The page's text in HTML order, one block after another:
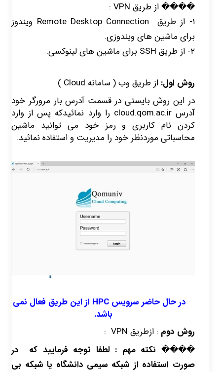
���� از طریق VPN
:
۱- از طریق
Remote Desktop Connection ویندوز
برای ماشین های ویندوزی.
۲- از طریق
SSH برای ماشین های لینوکسی.
روش اول:از طریق وب ( سامانه Cloud
)
در این روش بایستی در قسمت آدرس بار مرورگر خود
آدرس cloud.qom.ac.ir را وارد نمائیدکه پس از وارد
کردن نام کاربری و رمز خود می توانید ماشین
محاسباتی موردنظر خود را مدیریت و استفاده نمائید.
در حال حاضر سرویس HPC از این طریق فعال نمی
باشد.
روش دوم : ازطریق VPN
:
���� نکته مهم : لطفا توجه فرمایید که در
صورت استفاده از شبکه سیمی دانشگاه یا شبکه بی